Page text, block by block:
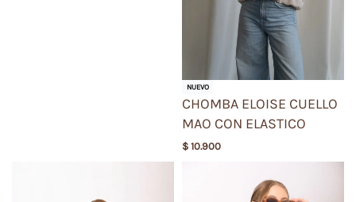
NUEVO
CHOMBA ELOISE CUELLO
MAO CON ELASTICO
$ 10.900